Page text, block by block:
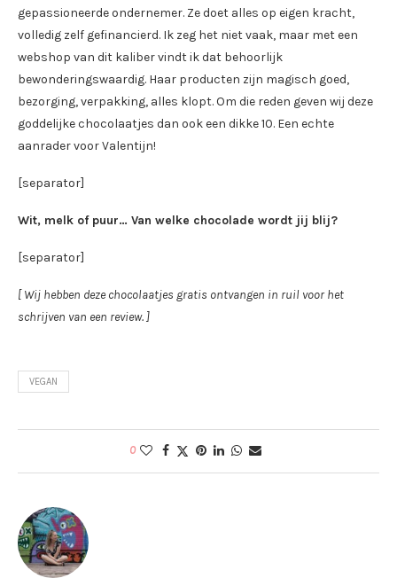
gepassioneerde ondernemer. Ze doet alles op eigen kracht,
volledig zelf gefinancierd. Ik zeg het niet vaak, maar met een
webshop van dit kaliber vindt ik dat behoorlijk
bewonderingswaardig. Haar producten zijn magisch goed,
bezorging, verpakking, alles klopt. Om die reden geven wij deze
goddelijke chocolaatjes dan ook een dikke 10. Een echte
aanrader voor Valentijn!
[separator]
Wit, melk of puur… Van welke chocolade wordt jij blij?
[separator]
[ Wij hebben deze chocolaatjes gratis ontvangen in ruil voor het
schrijven van een review. ]
VEGAN
0